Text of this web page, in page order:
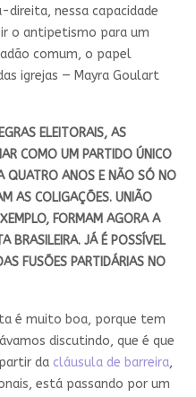
direita, nessa capacidade
o antipetismo para um
comum, o papel
igrejas — Mayra Goulart
ELEITORAIS, AS
COMO UM PARTIDO ÚNICO
QUATRO ANOS E NÃO SÓ NO
AS COLIGAÇÕES. UNIÃO
FORMAM AGORA A
BRASILEIRA. JÁ É POSSÍVEL
FUSÕES PARTIDÁRIAS NO
é muito boa, porque tem
discutindo, que é que
da cláusula de barreira,
está passando por um